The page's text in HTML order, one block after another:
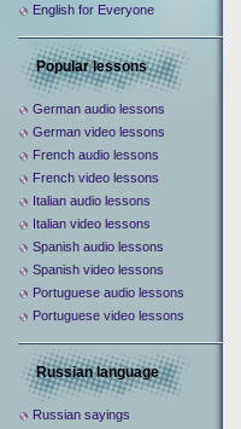
English for Everyone
Popular lessons
German audio lessons
German video lessons
French audio lessons
French video lessons
Italian audio lessons
Italian video lessons
Spanish audio lessons
Spanish video lessons
Portuguese audio lessons
Portuguese video lessons
Russian language
Russian sayings